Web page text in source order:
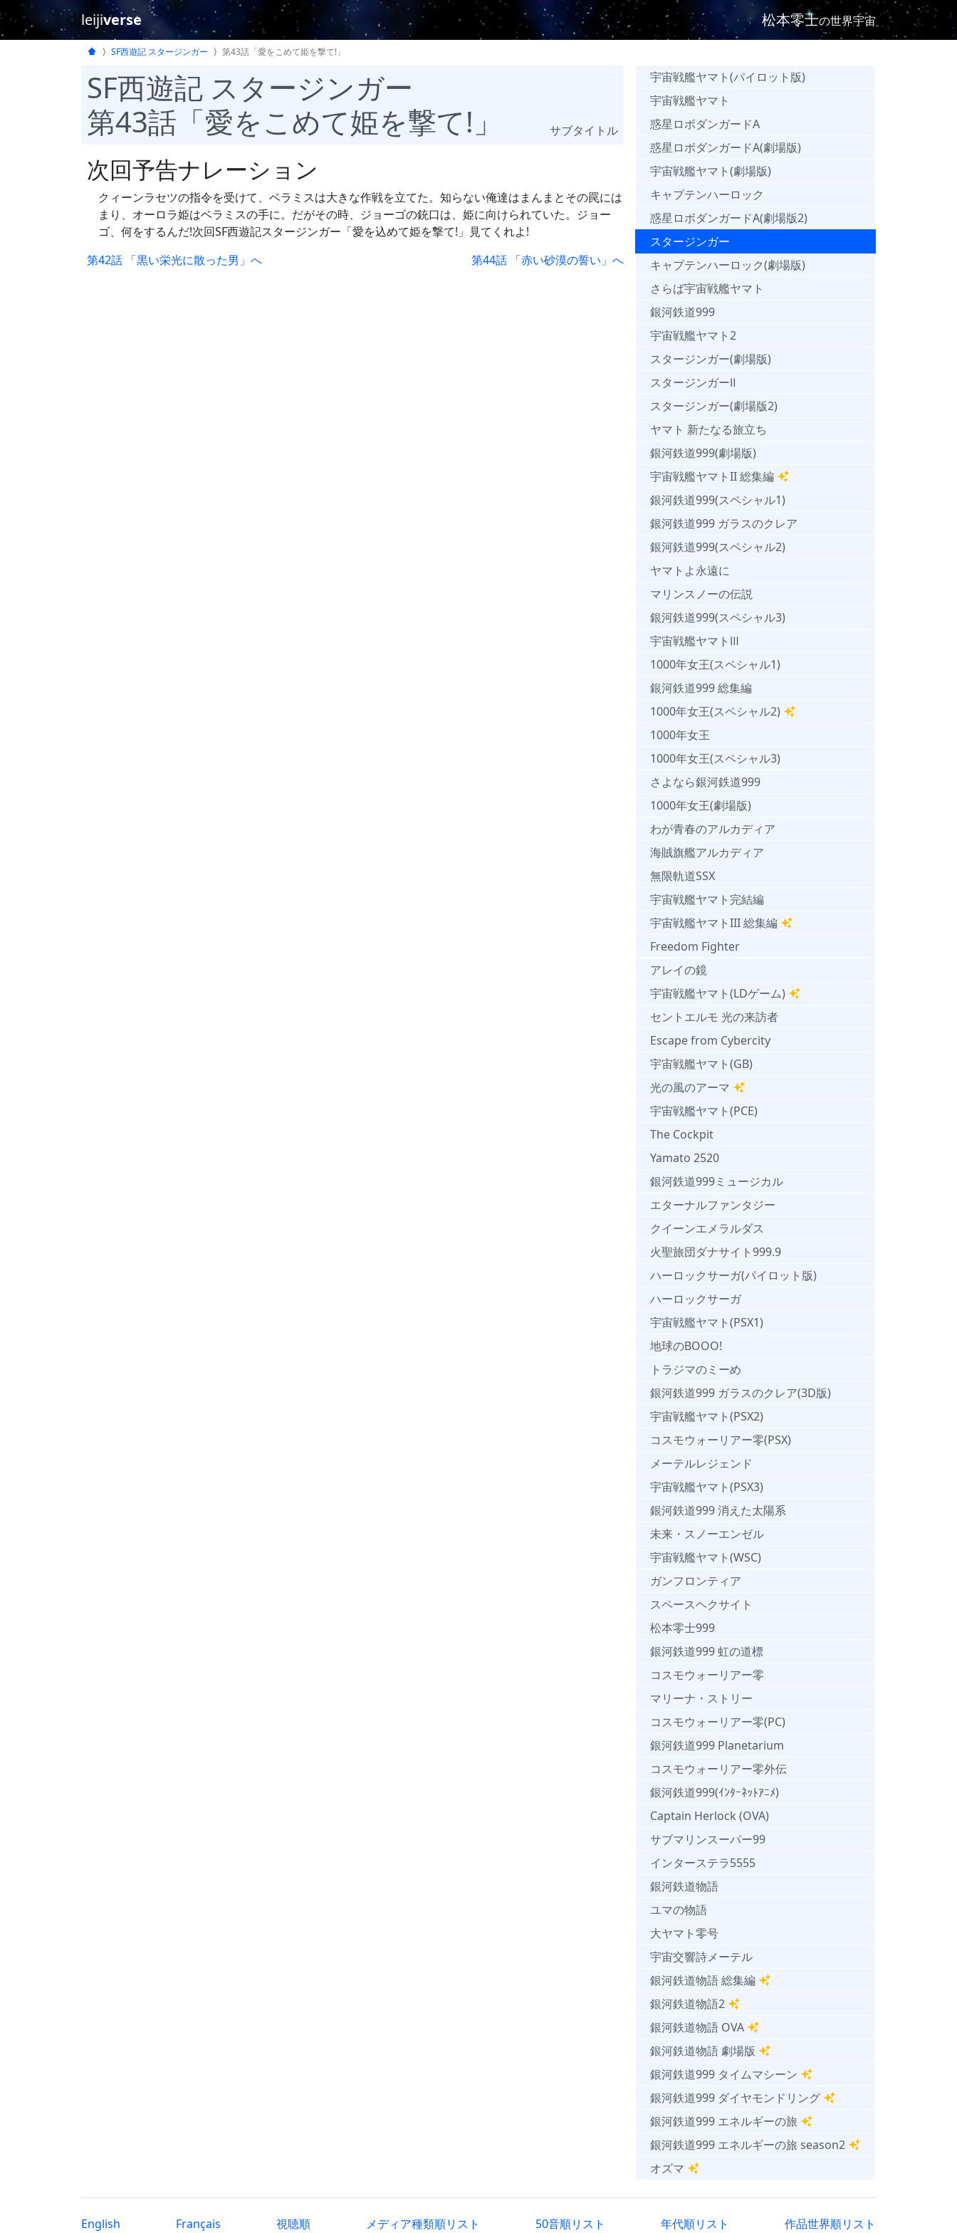
leijiverse 松本零士の世界宇宙
SF西遊記 スタージンガー 第43話「愛をこめて姫を撃て!」
SF西遊記 スタージンガー
第43話「愛をこめて姫を撃て!」
サブタイトル
次回予告ナレーション
クィーンラセツの指令を受けて、ベラミスは大きな作戦を立てた。知らない俺達はまんまとその罠には
まり、オーロラ姫はベラミスの手に。だがその時、ジョーゴの銃口は、姫に向けられていた。ジョー
ゴ、何をするんだ!次回SF西遊記スタージンガー「愛を込めて姫を撃て!」見てくれよ!
第42話 「黒い栄光に散った男」へ
第44話 「赤い砂漠の誓い」へ
宇宙戦艦ヤマト(パイロット版)
宇宙戦艦ヤマト
惑星ロボダンガードA
惑星ロボダンガードA(劇場版)
宇宙戦艦ヤマト(劇場版)
キャプテンハーロック
惑星ロボダンガードA(劇場版2)
スタージンガー
キャプテンハーロック(劇場版)
さらば宇宙戦艦ヤマト
銀河鉄道999
宇宙戦艦ヤマト2
スタージンガー(劇場版)
スタージンガーⅡ
スタージンガー(劇場版2)
ヤマト 新たなる旅立ち
銀河鉄道999(劇場版)
宇宙戦艦ヤマトII 総集編
銀河鉄道999(スペシャル1)
銀河鉄道999 ガラスのクレア
銀河鉄道999(スペシャル2)
ヤマトよ永遠に
マリンスノーの伝説
銀河鉄道999(スペシャル3)
宇宙戦艦ヤマトⅢ
1000年女王(スペシャル1)
銀河鉄道999 総集編
1000年女王(スペシャル2)
1000年女王
1000年女王(スペシャル3)
さよなら銀河鉄道999
1000年女王(劇場版)
わが青春のアルカディア
海賊旗艦アルカディア
無限軌道SSX
宇宙戦艦ヤマト完結編
宇宙戦艦ヤマトIII 総集編
Freedom Fighter
アレイの鏡
宇宙戦艦ヤマト(LDゲーム)
セントエルモ 光の来訪者
Escape from Cybercity
宇宙戦艦ヤマト(GB)
光の風のアーマ
宇宙戦艦ヤマト(PCE)
The Cockpit
Yamato 2520
銀河鉄道999ミュージカル
エターナルファンタジー
クイーンエメラルダス
火聖旅団ダナサイト999.9
ハーロックサーガ(パイロット版)
ハーロックサーガ
宇宙戦艦ヤマト(PSX1)
地球のBOOO!
トラジマのミーめ
銀河鉄道999 ガラスのクレア(3D版)
宇宙戦艦ヤマト(PSX2)
コスモウォーリアー零(PSX)
メーテルレジェンド
宇宙戦艦ヤマト(PSX3)
銀河鉄道999 消えた太陽系
未来・スノーエンゼル
宇宙戦艦ヤマト(WSC)
ガンフロンティア
スペースヘクサイト
松本零士999
銀河鉄道999 虹の道標
コスモウォーリアー零
マリーナ・ストリー
コスモウォーリアー零(PC)
銀河鉄道999 Planetarium
コスモウォーリアー零外伝
銀河鉄道999(ｲﾝﾀｰﾈｯﾄｱﾆﾒ)
Captain Herlock (OVA)
サブマリンスーパー99
インターステラ5555
銀河鉄道物語
ユマの物語
大ヤマト零号
宇宙交響詩メーテル
銀河鉄道物語 総集編
銀河鉄道物語2
銀河鉄道物語 OVA
銀河鉄道物語 劇場版
銀河鉄道999 タイムマシーン
銀河鉄道999 ダイヤモンドリング
銀河鉄道999 エネルギーの旅
銀河鉄道999 エネルギーの旅 season2
オズマ
English Français 視聴順 メディア種類順リスト 50音順リスト 年代順リスト 作品世界順リスト